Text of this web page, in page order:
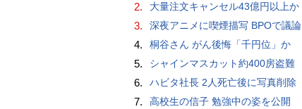
2. 大量注文キャンセル43億円以上か
3. 深夜アニメに喫煙描写 BPOで議論
4. 桐谷さん がん後悔「千円位」か
5. シャインマスカット約400房盗難
6. ハビタ社長 2人死亡後に写真削除
7. 高校生の信子 勉強中の姿を公開